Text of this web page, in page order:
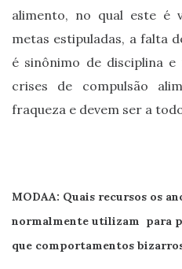
alimento, no qual este é
metas estipuladas, a falta
é sinônimo de disciplina
crises de compulsão
fraqueza e devem ser a
MODAA: Quais recursos os
normalmente utilizam para
que comportamentos